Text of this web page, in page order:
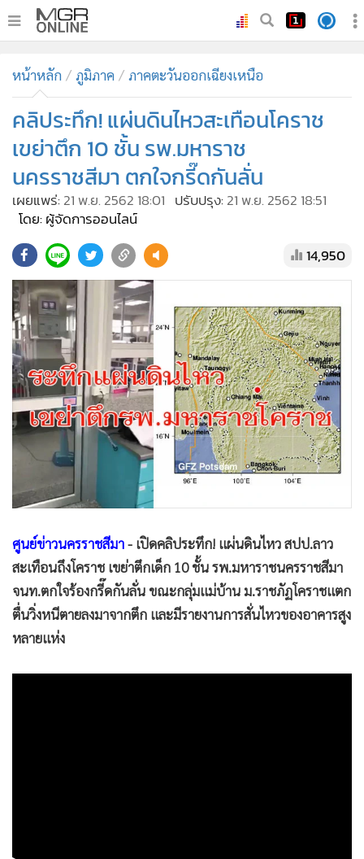
ทันเหตุการณ์
• ภาคใต้
ภูมิภาค
Online Section
• บันเทิง
ผู้จัดการรายวัน
• ละคร
• CbizReview
• Cyber BIZ
• ผู้จัดกวน
• Good health & Well-being
• Green Innovation & SD
• Management & HR
• MGR Live
Infographic
• การเมือง
• กีฬา
• ต่างประเทศ
• Special Scoop
• เศรษฐกิจ-ธุรกิจ
• จีน
หน้าหลัก ภูมิภาค ภาคตะวันออกเฉียงเหนือ
คลิประทึก! แผ่นดินไหวสะเทือนโคราช
เขย่าตึก 10 ชั้น รพ.มหาราช
นครราชสีมา ตกใจกรี๊ดกันลั่น
เผยแพร่: 21 พ.ย. 2562 18:01 ปรับปรุง: 21 พ.ย. 2562 18:51
โดย: ผู้จัดการออนไลน์
14,950
ศูนย์ข่าวนครราชสีมา- เปิดคลิประทึก! แผ่นดินไหว สปป.ลาว
สะเทือนถึงโคราช เขย่าตึกเด็ก 10 ชั้น รพ.มหาราชนครราชสีมา
จนท.ตกใจร้องกรี๊ดกันลั่น ขณะกลุ่มแม่บ้าน ม.ราชภัฏโคราชแตก
ตื่นวิ่งหนีตายลงมาจากตึก และมีรายงานการสั่นไหวของอาคารสูง
หลายแห่ง